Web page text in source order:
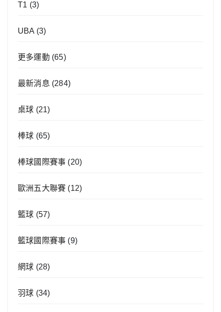
T1 (3)
UBA (3)
更多運動 (65)
最新消息 (284)
桌球 (21)
棒球 (65)
棒球國際賽事 (20)
歐洲五大聯賽 (12)
籃球 (57)
籃球國際賽事 (9)
網球 (28)
羽球 (34)